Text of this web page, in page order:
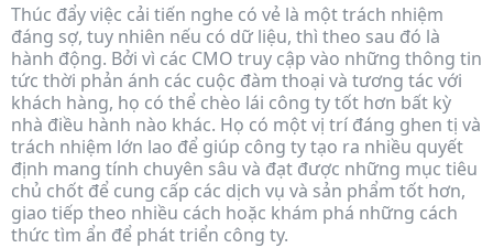
Thúc đẩy việc cải tiến nghe có vẻ là một trách nhiệm
đáng sợ, tuy nhiên nếu có dữ liệu, thì theo sau đó là
hành động. Bởi vì các CMO truy cập vào những thông tin
tức thời phản ánh các cuộc đàm thoại và tương tác với
khách hàng, họ có thể chèo lái công ty tốt hơn bất kỳ
nhà điều hành nào khác. Họ có một vị trí đáng ghen tị và
trách nhiệm lớn lao để giúp công ty tạo ra nhiều quyết
định mang tính chuyên sâu và đạt được những mục tiêu
chủ chốt để cung cấp các dịch vụ và sản phẩm tốt hơn,
giao tiếp theo nhiều cách hoặc khám phá những cách
thức tìm ẩn để phát triển công ty.